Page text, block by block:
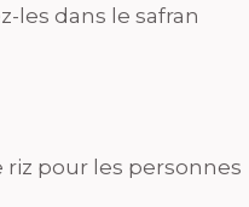
les dans le safran
pour les personnes